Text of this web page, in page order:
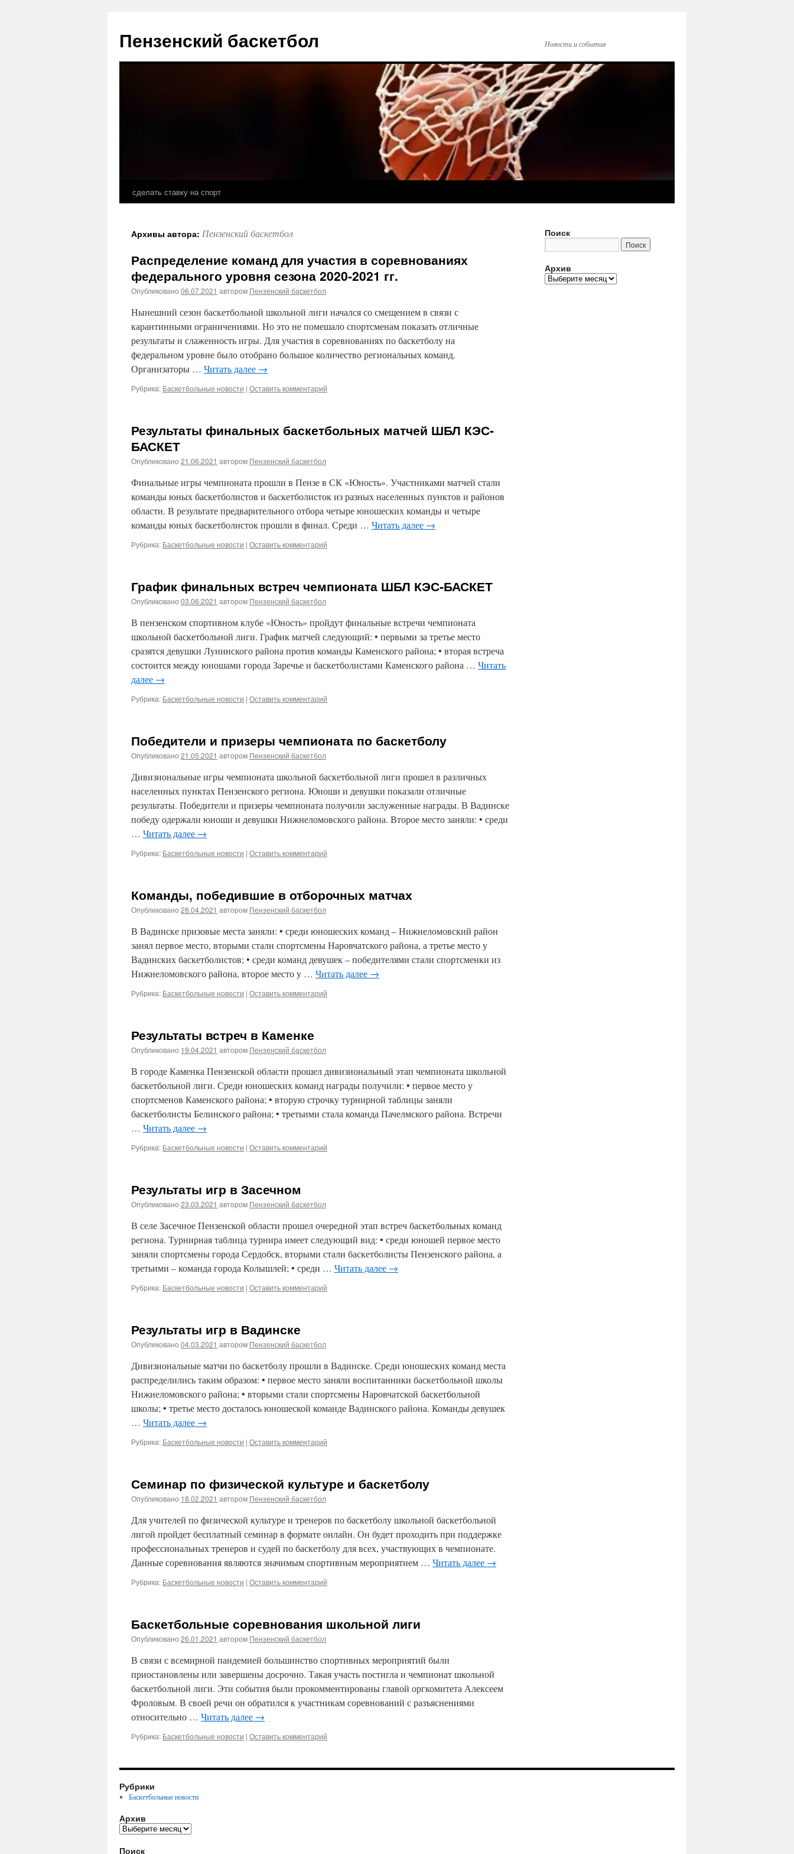
содержимому
Пензенский баскетбол Новости и события
сделать ставку на спорт
Архивы автора: Пензенский баскетбол
Распределение команд для участия в соревнованиях
федерального уровня сезона 2020-2021 гг.
Опубликовано 06.07.2021 автором Пензенский баскетбол
Нынешний сезон баскетбольной школьной лиги начался со смещением в связи с
карантинными ограничениями. Но это не помешало спортсменам показать отличные
результаты и слаженность игры. Для участия в соревнованиях по баскетболу на
федеральном уровне было отобрано большое количество региональных команд.
Организаторы … Читать далее →
Рубрика: Баскетбольные новости | Оставить комментарий
Результаты финальных баскетбольных матчей ШБЛ КЭС-
БАСКЕТ
Опубликовано 21.06.2021 автором Пензенский баскетбол
Финальные игры чемпионата прошли в Пензе в СК «Юность». Участниками матчей стали
команды юных баскетболистов и баскетболисток из разных населенных пунктов и районов
области. В результате предварительного отбора четыре юношеских команды и четыре
команды юных баскетболисток прошли в финал. Среди … Читать далее →
Рубрика: Баскетбольные новости | Оставить комментарий
График финальных встреч чемпионата ШБЛ КЭС-БАСКЕТ
Опубликовано 03.06.2021 автором Пензенский баскетбол
В пензенском спортивном клубе «Юность» пройдут финальные встречи чемпионата
школьной баскетбольной лиги. График матчей следующий: • первыми за третье место
сразятся девушки Лунинского района против команды Каменского района; • вторая встреча
состоится между юношами города Заречье и баскетболистами Каменского района … Читать
далее →
Рубрика: Баскетбольные новости | Оставить комментарий
Победители и призеры чемпионата по баскетболу
Опубликовано 21.05.2021 автором Пензенский баскетбол
Дивизиональные игры чемпионата школьной баскетбольной лиги прошел в различных
населенных пунктах Пензенского региона. Юноши и девушки показали отличные
результаты. Победители и призеры чемпионата получили заслуженные награды. В Вадинске
победу одержали юноши и девушки Нижнеломовского района. Второе место заняли: • среди
… Читать далее →
Рубрика: Баскетбольные новости | Оставить комментарий
Команды, победившие в отборочных матчах
Опубликовано 28.04.2021 автором Пензенский баскетбол
В Вадинске призовые места заняли: • среди юношеских команд – Нижнеломовский район
занял первое место, вторыми стали спортсмены Наровчатского района, а третье место у
Вадинских баскетболистов; • среди команд девушек – победителями стали спортсменки из
Нижнеломовского района, второе место у … Читать далее →
Рубрика: Баскетбольные новости | Оставить комментарий
Результаты встреч в Каменке
Опубликовано 19.04.2021 автором Пензенский баскетбол
В городе Каменка Пензенской области прошел дивизиональный этап чемпионата школьной
баскетбольной лиги. Среди юношеских команд награды получили: • первое место у
спортсменов Каменского района; • вторую строчку турнирной таблицы заняли
баскетболисты Белинского района; • третьими стала команда Пачелмского района. Встречи
… Читать далее →
Рубрика: Баскетбольные новости | Оставить комментарий
Результаты игр в Засечном
Опубликовано 23.03.2021 автором Пензенский баскетбол
В селе Засечное Пензенской области прошел очередной этап встреч баскетбольных команд
региона. Турнирная таблица турнира имеет следующий вид: • среди юношей первое место
заняли спортсмены города Сердобск, вторыми стали баскетболисты Пензенского района, а
третьими – команда города Колышлей; • среди … Читать далее →
Рубрика: Баскетбольные новости | Оставить комментарий
Результаты игр в Вадинске
Опубликовано 04.03.2021 автором Пензенский баскетбол
Дивизиональные матчи по баскетболу прошли в Вадинске. Среди юношеских команд места
распределились таким образом: • первое место заняли воспитанники баскетбольной школы
Нижнеломовского района; • вторыми стали спортсмены Наровчатской баскетбольной
школы; • третье место досталось юношеской команде Вадинского района. Команды девушек
… Читать далее →
Рубрика: Баскетбольные новости | Оставить комментарий
Семинар по физической культуре и баскетболу
Опубликовано 18.02.2021 автором Пензенский баскетбол
Для учителей по физической культуре и тренеров по баскетболу школьной баскетбольной
лигой пройдет бесплатный семинар в формате онлайн. Он будет проходить при поддержке
профессиональных тренеров и судей по баскетболу для всех, участвующих в чемпионате.
Данные соревнования являются значимым спортивным мероприятием … Читать далее →
Рубрика: Баскетбольные новости | Оставить комментарий
Баскетбольные соревнования школьной лиги
Опубликовано 26.01.2021 автором Пензенский баскетбол
В связи с всемирной пандемией большинство спортивных мероприятий были
приостановлены или завершены досрочно. Такая участь постигла и чемпионат школьной
баскетбольной лиги. Эти события были прокомментированы главой оргкомитета Алексеем
Фроловым. В своей речи он обратился к участникам соревнований с разъяснениями
относительно … Читать далее →
Рубрика: Баскетбольные новости | Оставить комментарий
Поиск
Архив
Архив
Рубрики
Баскетбольные новости
Архив
Архив
Поиск